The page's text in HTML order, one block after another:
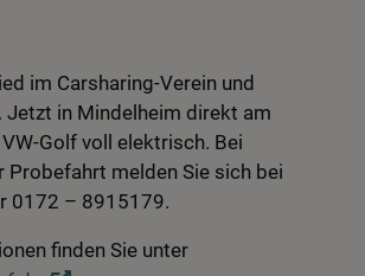
im Carsharing-Verein und
Jetzt in Mindelheim direkt am
Golf voll elektrisch. Bei
Probefahrt melden Sie sich bei
0172 – 8915179.
finden Sie unter